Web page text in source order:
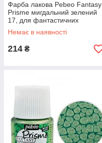
Фарба лакова Pebeo Fantasy
Prisme мигдальний зелений
17, для фантастичних
ефектів
Немає в наявності
214 ₴